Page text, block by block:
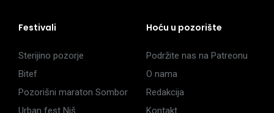
Festivali
Sterijino pozorje
Bitef
Pozorišni maraton Sombor
Hoću u pozorište
Podržite nas na Patreonu
O nama
Redakcija